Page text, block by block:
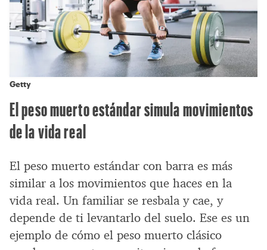
Getty
El peso muerto estándar simula movimientos
de la vida real
El peso muerto estándar con barra es más
similar a los movimientos que haces en la
vida real. Un familiar se resbala y cae, y
depende de ti levantarlo del suelo. Ese es un
ejemplo de cómo el peso muerto clásico